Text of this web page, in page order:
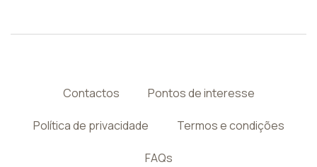
Contactos Pontos de interesse
Política de privacidade Termos e condições
FAQs